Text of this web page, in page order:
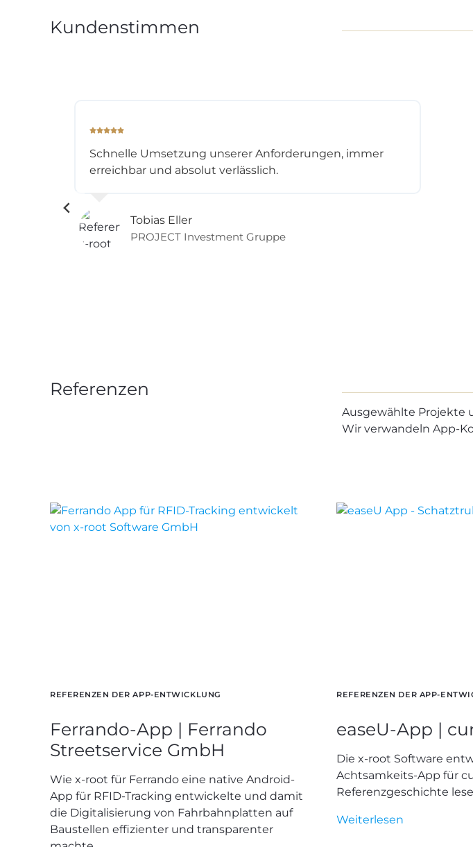
Kundenstimmen
Schnelle Umsetzung unserer Anforderungen, immer
erreichbar und absolut verlässlich.
Tobias Eller
PROJECT Investment Gruppe
Referenzen
Ausgewählte Projekte
Wir verwandeln App-
REFERENZEN DER APP-ENTWICKLUNG
Ferrando-App | Ferrando
Streetservice GmbH
Wie x-root für Ferrando eine native Android-
App für RFID-Tracking entwickelte und damit
die Digitalisierung von Fahrbahnplatten auf
Baustellen effizienter und transparenter
REFERENZEN DER APP-
easeU-App |
Die x-root Software
Achtsamkeits-App für
Referenzgeschichte
Weiterlesen